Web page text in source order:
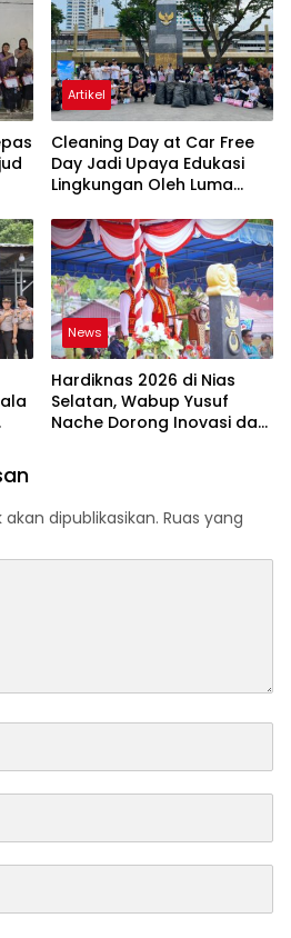
Artikel
Cleaning Day at Car Free
Day Jadi Upaya Edukasi
Lingkungan Oleh Luma
News
Hardiknas 2026 di Nias
Selatan, Wabup Yusuf
Nache Dorong Inovasi dan
dipublikasikan. Ruas yang